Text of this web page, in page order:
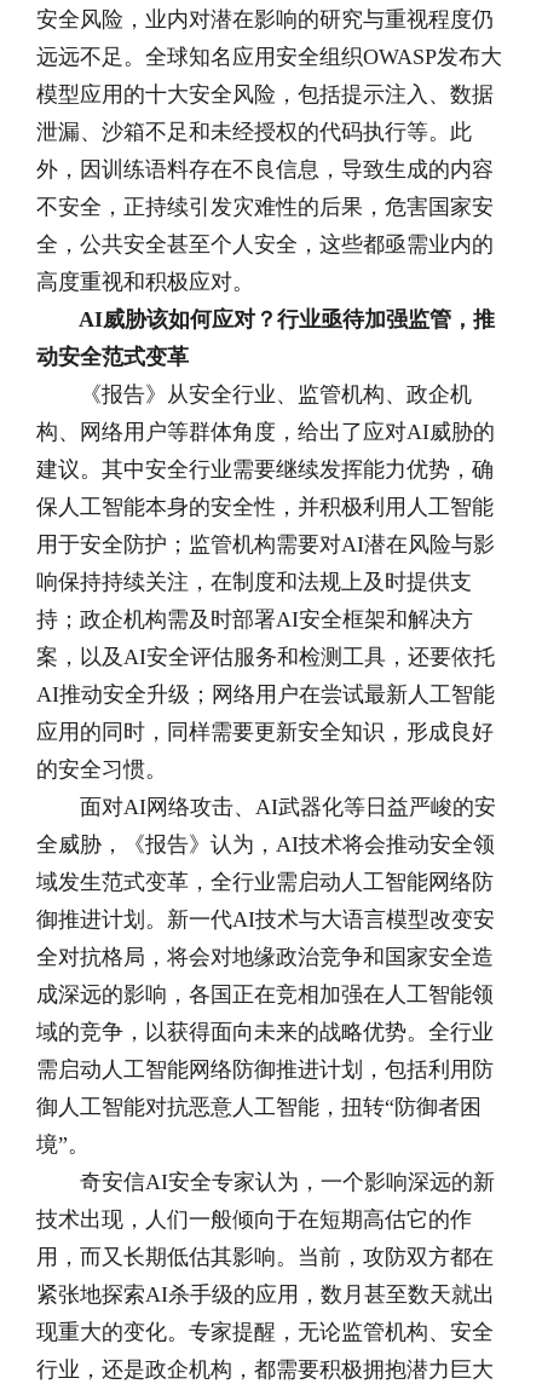
安全风险，业内对潜在影响的研究与重视程度仍
远远不足。全球知名应用安全组织OWASP发布大
模型应用的十大安全风险，包括提示注入、数据
泄漏、沙箱不足和未经授权的代码执行等。此
外，因训练语料存在不良信息，导致生成的内容
不安全，正持续引发灾难性的后果，危害国家安
全，公共安全甚至个人安全，这些都亟需业内的
高度重视和积极应对。
AI威胁该如何应对？行业亟待加强监管，推
动安全范式变革
《报告》从安全行业、监管机构、政企机
构、网络用户等群体角度，给出了应对AI威胁的
建议。其中安全行业需要继续发挥能力优势，确
保人工智能本身的安全性，并积极利用人工智能
用于安全防护；监管机构需要对AI潜在风险与影
响保持持续关注，在制度和法规上及时提供支
持；政企机构需及时部署AI安全框架和解决方
案，以及AI安全评估服务和检测工具，还要依托
AI推动安全升级；网络用户在尝试最新人工智能
应用的同时，同样需要更新安全知识，形成良好
的安全习惯。
面对AI网络攻击、AI武器化等日益严峻的安
全威胁，《报告》认为，AI技术将会推动安全领
域发生范式变革，全行业需启动人工智能网络防
御推进计划。新一代AI技术与大语言模型改变安
全对抗格局，将会对地缘政治竞争和国家安全造
成深远的影响，各国正在竞相加强在人工智能领
域的竞争，以获得面向未来的战略优势。全行业
需启动人工智能网络防御推进计划，包括利用防
御人工智能对抗恶意人工智能，扭转“防御者困
境”。
奇安信AI安全专家认为，一个影响深远的新
技术出现，人们一般倾向于在短期高估它的作
用，而又长期低估其影响。当前，攻防双方都在
紧张地探索AI杀手级的应用，数月甚至数天就出
现重大的变化。专家提醒，无论监管机构、安全
行业，还是政企机构，都需要积极拥抱潜力巨大